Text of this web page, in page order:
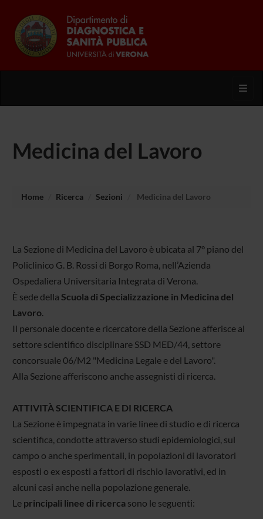
Medicina del Lavoro
Home Ricerca Sezioni Medicina del Lavoro
La Sezione di Medicina del Lavoro è ubicata al 7° piano del
Policlinico G. B. Rossi di Borgo Roma, nell’Azienda
Ospedaliera Universitaria Integrata di Verona.
È sede della Scuola di Specializzazione in Medicina del
Lavoro.
Il personale docente e ricercatore della Sezione afferisce al
settore scientifico disciplinare SSD MED/44, settore
concorsuale 06/M2 "Medicina Legale e del Lavoro".
Alla Sezione afferiscono anche assegnisti di ricerca.
ATTIVITÀ SCIENTIFICA E DI RICERCA
La Sezione è impegnata in varie linee di studio e di ricerca
scientifica, condotte attraverso studi epidemiologici, sul
campo o anche sperimentali, in popolazioni di lavoratori
esposti o ex esposti a fattori di rischio lavorativi, ed in
alcuni casi anche nella popolazione generale.
Le principali linee di ricercasono le seguenti: